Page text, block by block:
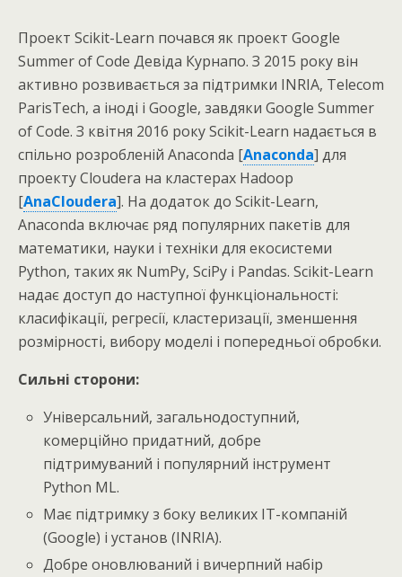
Проект Scikit-Learn почався як проект Google
Summer of Code Девіда Курнапо. З 2015 року він
активно розвивається за підтримки INRIA, Telecom
ParisTech, а іноді і Google, завдяки Google Summer
of Code. З квітня 2016 року Scikit-Learn надається в
спільно розробленій Anaconda [Anaconda] для
проекту Cloudera на кластерах Hadoop
[AnaCloudera]. На додаток до Scikit-Learn,
Anaconda включає ряд популярних пакетів для
математики, науки і техніки для екосистеми
Python, таких як NumPy, SciPy і Pandas. Scikit-Learn
надає доступ до наступної функціональності:
класифікації, регресії, кластеризації, зменшення
розмірності, вибору моделі і попередньої обробки.
Сильні сторони:
Універсальний, загальнодоступний,
комерційно придатний, добре
підтримуваний і популярний інструмент
Python ML.
Має підтримку з боку великих ІТ-компаній
(Google) і установ (INRIA).
Добре оновлюваний і вичерпний набір